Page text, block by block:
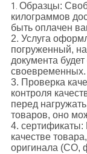
1. Образцы:
килограммов
быть оплачен
2. Услуга
погруженный,
документа
своевременных.
3. Проверка
контроля
перед
товаров, оно
4. сертификаты:
качестве
оригинала (CO,